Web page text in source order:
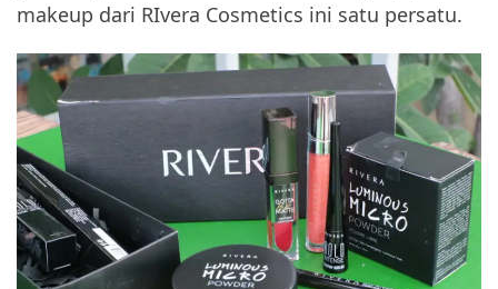
makeup dari RIvera Cosmetics ini satu persatu.